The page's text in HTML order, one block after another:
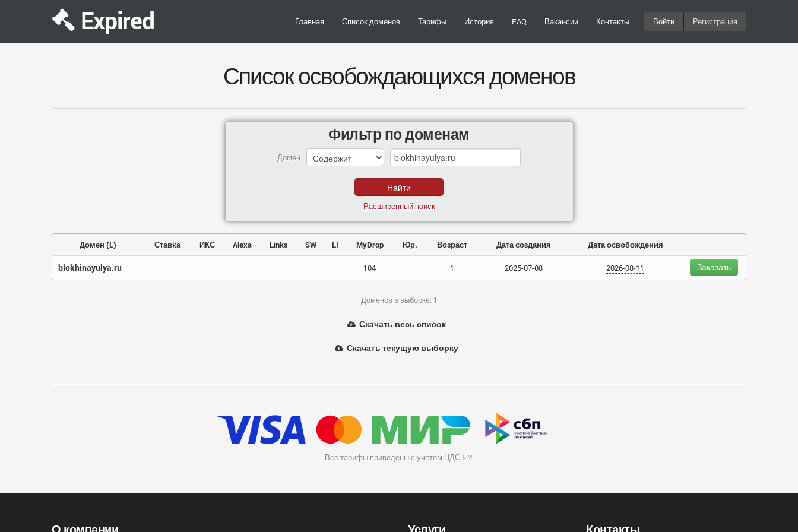
Expired Главная Список доменов Тарифы История FAQ Вакансии Контакты Войти Регистрация
Список освобождающихся доменов
Фильтр по доменам
Домен
Расширенный поиск
Домен (L) Ставка ИКС Alexa Links SW LI MyDrop Юр. Возраст Дата создания Дата освобождения
blokhinayulya.ru 104 1 2025-07-08 2026-08-11 Заказать
Доменов в выборке: 1
Скачать весь список
Скачать текущую выборку
Все тарифы приведены с учетом НДС 5 %
О компании Услуги Контакты